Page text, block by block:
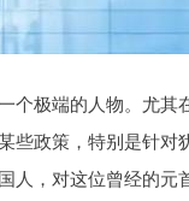
个极端的人物。尤
些政策，特别是针
人，对这位曾经的